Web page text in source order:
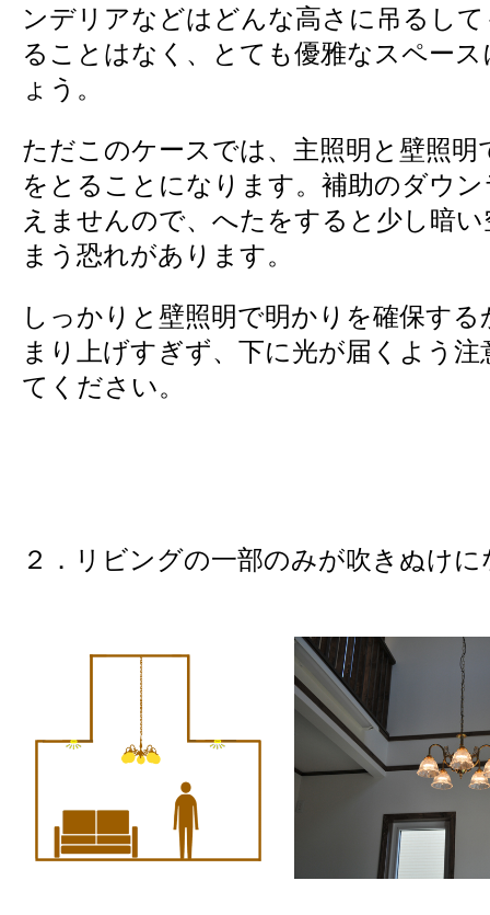
ンデリアなどはどんな高さに吊るし
ることはなく、とても優雅なスペー
ょう。
ただこのケースでは、主照明と壁照明
をとることになります。補助のダウ
えませんので、へたをすると少し暗
まう恐れがあります。
しっかりと壁照明で明かりを確保す
まり上げすぎず、下に光が届くよう
てください。
２．リビングの一部のみが吹きぬけに